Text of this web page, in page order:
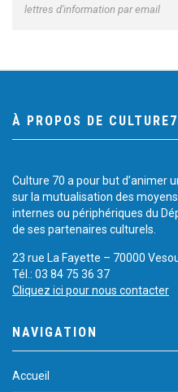
lettres d'information par email
À PROPOS DE
Culture 70 a pour but d’animer
sur la mutualisation des
internes ou périphériques du
de ses partenaires culturels.
23 rue La Fayette – 70000
Tél.: 03 84 75 36 37
Cliquez ici pour nous contacter
NAVIGATION
Accueil